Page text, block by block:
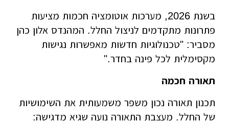
בשנת 2026, מערכות אוטומציה חכמות מציעות
פתרונות מתקדמים לניצול החלל. המהנדס אלון כהן
מסביר: "טכנולוגיות חדשות מאפשרות נגישות
מקסימלית לכל פינה בחדר."
תאורה חכמה
תכנון תאורה נכון משפר משמעותית את השימושיות
של החלל. מעצבת התאורה נועה שגיא מדגישה: